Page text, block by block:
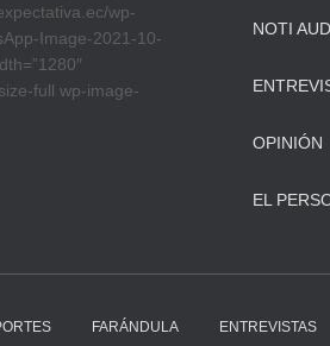
wp-
Image-2021-10-
full wp-image-
NOTI
OPINIÓN
EL
FARÁNDULA ENTREVISTAS